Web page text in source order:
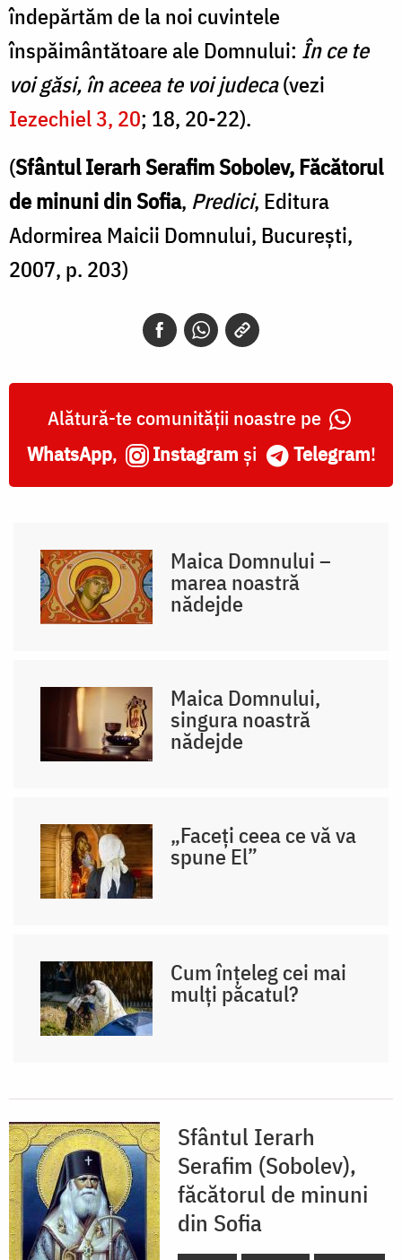
îndepărtăm de la noi cuvintele
înspăimântătoare ale Domnului: În ce te
voi găsi, în aceea te voi judeca(vezi
Iezechiel 3, 20; 18, 20-22).
(Sfântul Ierarh Serafim Sobolev, Făcătorul
de minuni din Sofia, Predici, Editura
Adormirea Maicii Domnului, București,
2007, p. 203)
Alătură-te comunității noastre pe
WhatsApp, Instagram și Telegram!
Maica Domnului –
marea noastră
nădejde
Maica Domnului,
singura noastră
nădejde
„Faceți ceea ce vă va
spune El”
Cum înțeleg cei mai
mulți păcatul?
Sfântul Ierarh
Serafim (Sobolev),
făcătorul de minuni
din Sofia